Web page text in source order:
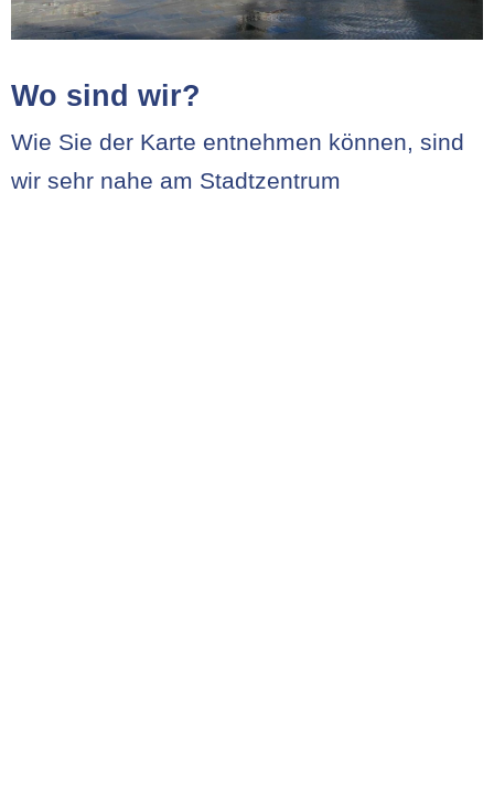
Wo sind wir?
Wie Sie der Karte entnehmen können, sind
wir sehr nahe am Stadtzentrum